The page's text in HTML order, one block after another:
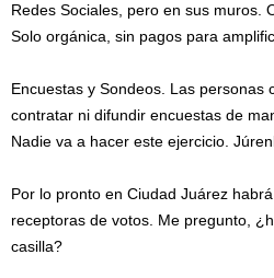
Redes Sociales, pero en sus muros.
Solo orgánica, sin pagos para
Encuestas y Sondeos. Las personas
contratar ni difundir encuestas de
Nadie va a hacer este ejercicio.
Por lo pronto en Ciudad Juárez
receptoras de votos. Me pregunto,
casilla?